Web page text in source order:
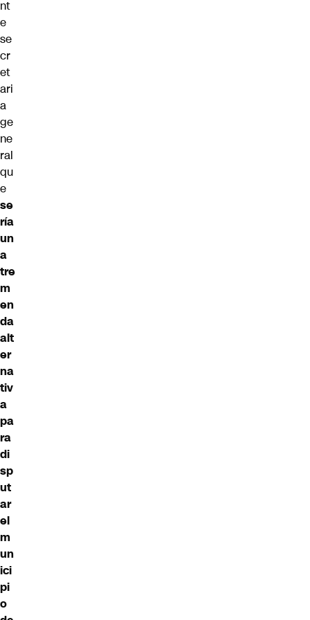
nt
e
se
cr
et
ari
a
ge
ne
ral
qu
e
se
ría
un
a
tre
m
en
da
alt
er
na
tiv
a
pa
ra
di
sp
ut
ar
el
m
un
ici
pi
o